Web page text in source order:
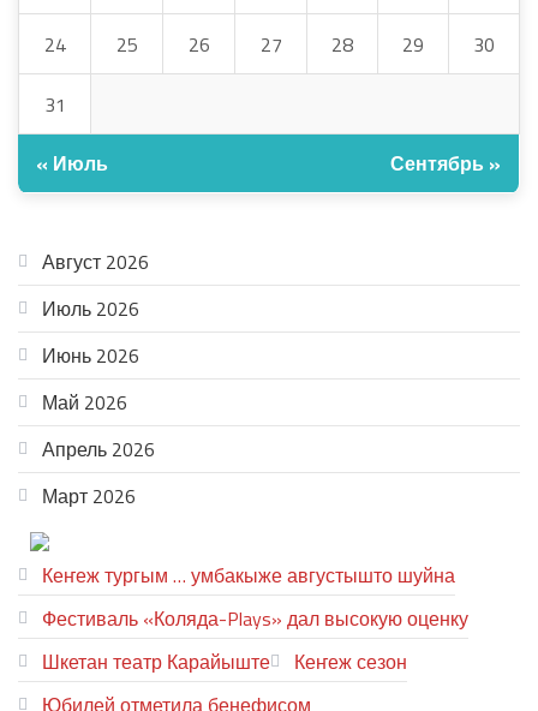
24 25 26 27 28 29 30
31
« Июль Сентябрь »
Август 2026
Июль 2026
Июнь 2026
Май 2026
Апрель 2026
Март 2026
Кеҥеж тургым … умбакыже августышто шуйна
Фестиваль «Коляда-Plays» дал высокую оценку
Шкетан театр Карайыште
Кеҥеж сезон
Юбилей отметила бенефисом